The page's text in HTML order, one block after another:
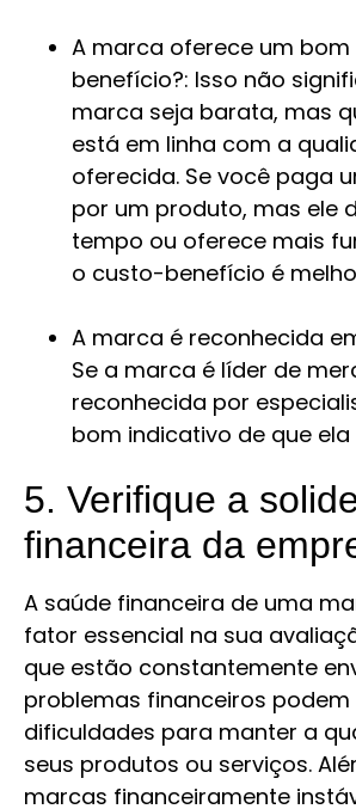
A marca oferece um
benefício?: Isso não
marca seja barata, mas
está em linha com a
oferecida. Se você paga
por um produto, mas ele
tempo ou oferece mais
o custo-benefício é
A marca é reconhecida
Se a marca é líder de
reconhecida por
bom indicativo de que
5. Verifique a
financeira da
A saúde financeira de uma
fator essencial na sua
que estão constantemente
problemas financeiros podem
dificuldades para manter a
seus produtos ou serviços.
marcas financeiramente